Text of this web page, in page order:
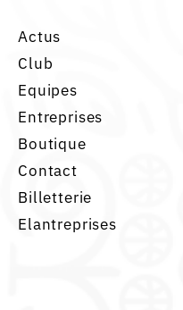
Actus
Club
Equipes
Entreprises
Boutique
Contact
Billetterie
Elantreprises